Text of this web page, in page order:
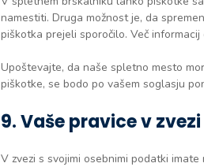
namestiti. Druga možnost je, da
piškotka prejeli sporočilo. Več
Upoštevajte, da naše spletno mesto
piškotke, se bodo po vašem soglasju
9. Vaše pravice v
V zvezi s svojimi osebnimi podatki